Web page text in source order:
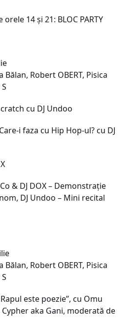
14 și 21: BLOC PARTY
Bălan, Robert OBERT, Pisica
cu DJ Undoo
i faza cu Hip Hop-ul? cu DJ
& DJ DOX – Demonstrație
DJ Undoo – Mini recital
Bălan, Robert OBERT, Pisica
e​ste poezie”, cu Omu
aka Gani, moderată de